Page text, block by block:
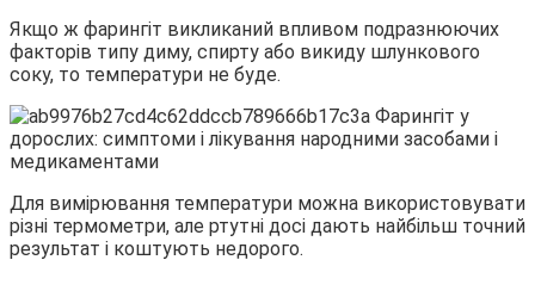
Якщо ж фарингіт викликаний впливом подразнюючих
факторів типу диму, спирту або викиду шлункового
соку, то температури не буде.
Для вимірювання температури можна використовувати
різні термометри, але ртутні досі дають найбільш точний
результат і коштують недорого.